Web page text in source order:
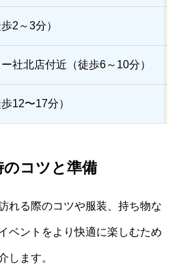
2～3分）
社北店付近（徒歩6～10分）
12〜17分）
のコツと準備
れる際のコツや服装、持ち物な
ベントをより快適に楽しむため
します。